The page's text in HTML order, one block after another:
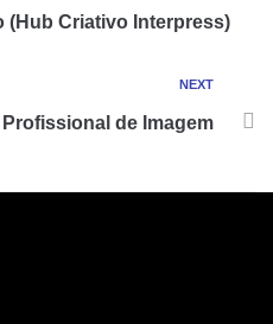
(Hub Criativo Interpress)
NEXT
Profissional de Imagem